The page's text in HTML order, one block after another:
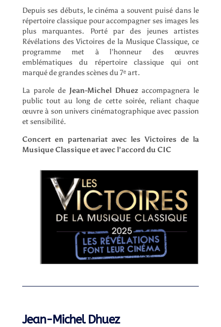
Depuis ses débuts, le cinéma a souvent puisé dans le
répertoire classique pour accompagner ses images les
plus marquantes. Porté par des jeunes artistes
Révélations des Victoires de la Musique Classique, ce
programme met à l’honneur des œuvres
emblématiques du répertoire classique qui ont
marqué de grandes scènes du 7ᵉ art.
La parole de Jean-Michel Dhuez accompagnera le
public tout au long de cette soirée, reliant chaque
œuvre à son univers cinématographique avec passion
et sensibilité.
Concert en partenariat avec les Victoires de la
Musique Classique et avec l’accord du CIC
Jean-Michel Dhuez